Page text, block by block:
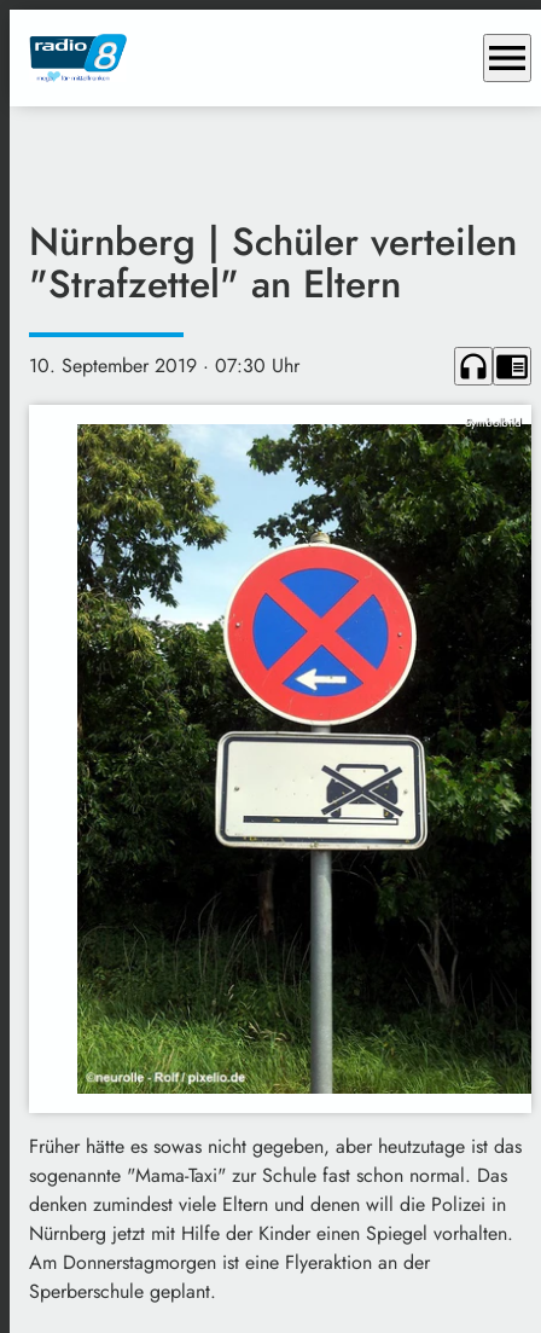
menu
Nürnberg | Schüler verteilen
"Strafzettel" an Eltern
10. September 2019 · 07:30 Uhr headphones chrome_reader_mode
Symbolbild
Früher hätte es sowas nicht gegeben, aber heutzutage ist das
sogenannte "Mama-Taxi" zur Schule fast schon normal. Das
denken zumindest viele Eltern und denen will die Polizei in
Nürnberg jetzt mit Hilfe der Kinder einen Spiegel vorhalten.
Am Donnerstagmorgen ist eine Flyeraktion an der
Sperberschule geplant.